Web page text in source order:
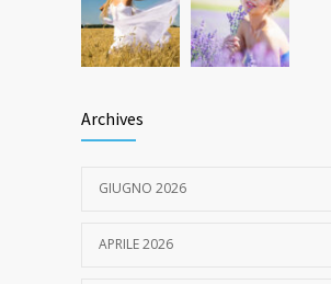
Archives
GIUGNO 2026
APRILE 2026